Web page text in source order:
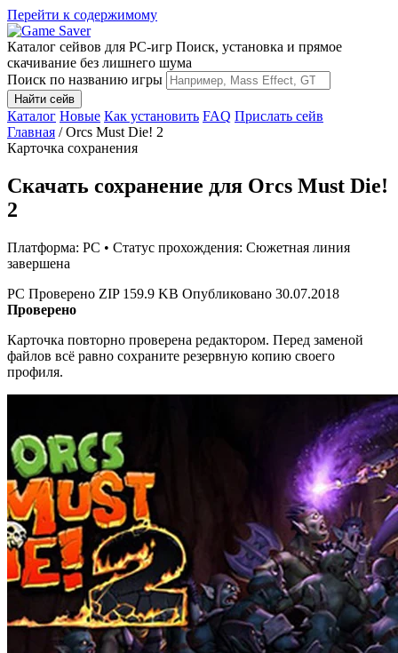
Перейти к содержимому
Каталог сейвов для PC-игр Поиск, установка и прямое
скачивание без лишнего шума
Поиск по названию игры
Найти сейв
Каталог Новые Как установить FAQ Прислать сейв
Главная / Orcs Must Die! 2
Карточка сохранения
Скачать сохранение для Orcs Must Die!
2
Платформа: PC • Статус прохождения: Сюжетная линия
завершена
PC Проверено ZIP 159.9 KB Опубликовано 30.07.2018
Проверено
Карточка повторно проверена редактором. Перед заменой
файлов всё равно сохраните резервную копию своего
профиля.